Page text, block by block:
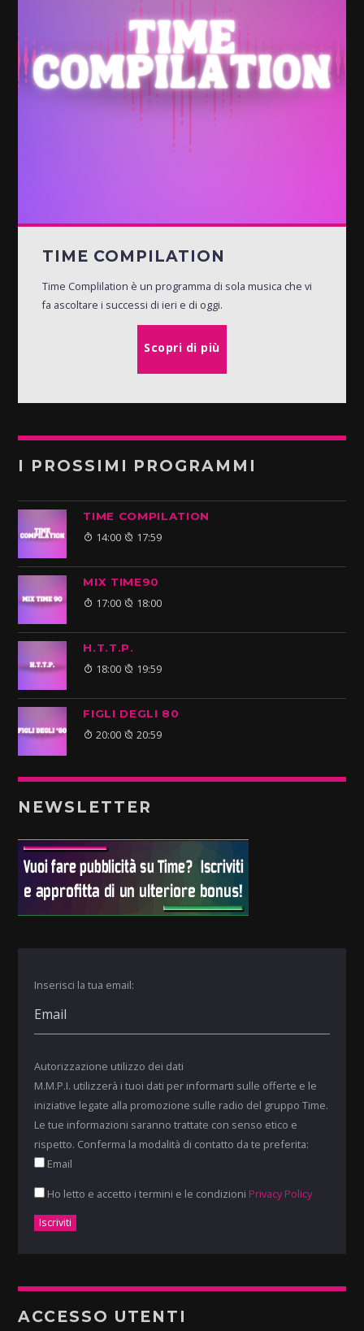
TIME COMPILATION
Time Complilation è un programma di sola musica che vi
fa ascoltare i successi di ieri e di oggi.
Scopri di più
I PROSSIMI PROGRAMMI
TIME COMPILATION
14:00 17:59
MIX TIME90
17:00 18:00
H.T.T.P.
18:00 19:59
FIGLI DEGLI 80
20:00 20:59
NEWSLETTER
Inserisci la tua email:
Autorizzazione utilizzo dei dati
M.M.P.I. utilizzerà i tuoi dati per informarti sulle offerte e le
iniziative legate alla promozione sulle radio del gruppo Time.
Le tue informazioni saranno trattate con senso etico e
rispetto. Conferma la modalità di contatto da te preferita:
Email
Ho letto e accetto i termini e le condizioni Privacy Policy
ACCESSO UTENTI